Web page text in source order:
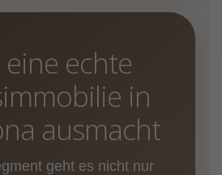
eine echte
in
ausmacht
geht es nicht nur